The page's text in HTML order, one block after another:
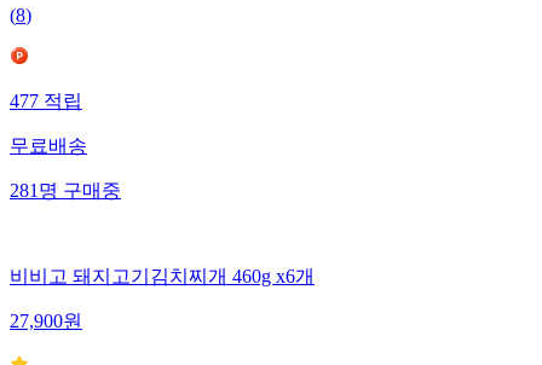
(8)
477 적립
무료배송
281 명 구매중
비비고 돼지고기김치찌개 460g x6개
27,900원